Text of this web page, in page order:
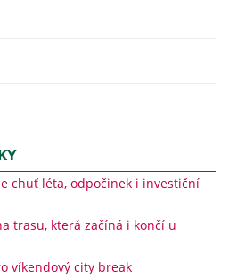
chuť léta, odpočinek i investiční
trasu, která začíná i končí u
víkendový city break